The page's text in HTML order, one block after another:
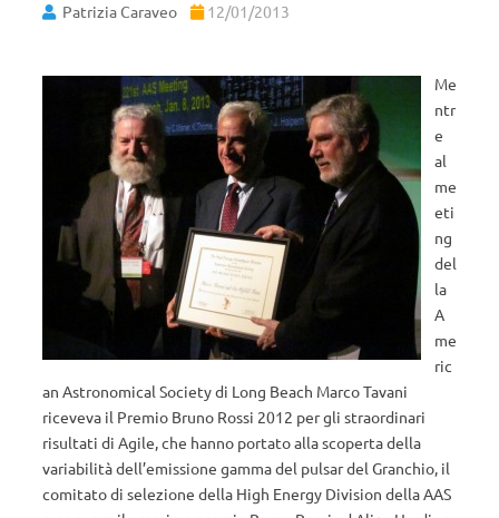
Patrizia Caraveo 12/01/2013
Me
ntr
e
al
me
eti
ng
del
la
A
me
ric
an Astronomical Society di Long Beach Marco Tavani
riceveva il Premio Bruno Rossi 2012 per gli straordinari
risultati di Agile, che hanno portato alla scoperta della
variabilità dell’emissione gamma del pulsar del Granchio, il
comitato di selezione della High Energy Division della AAS